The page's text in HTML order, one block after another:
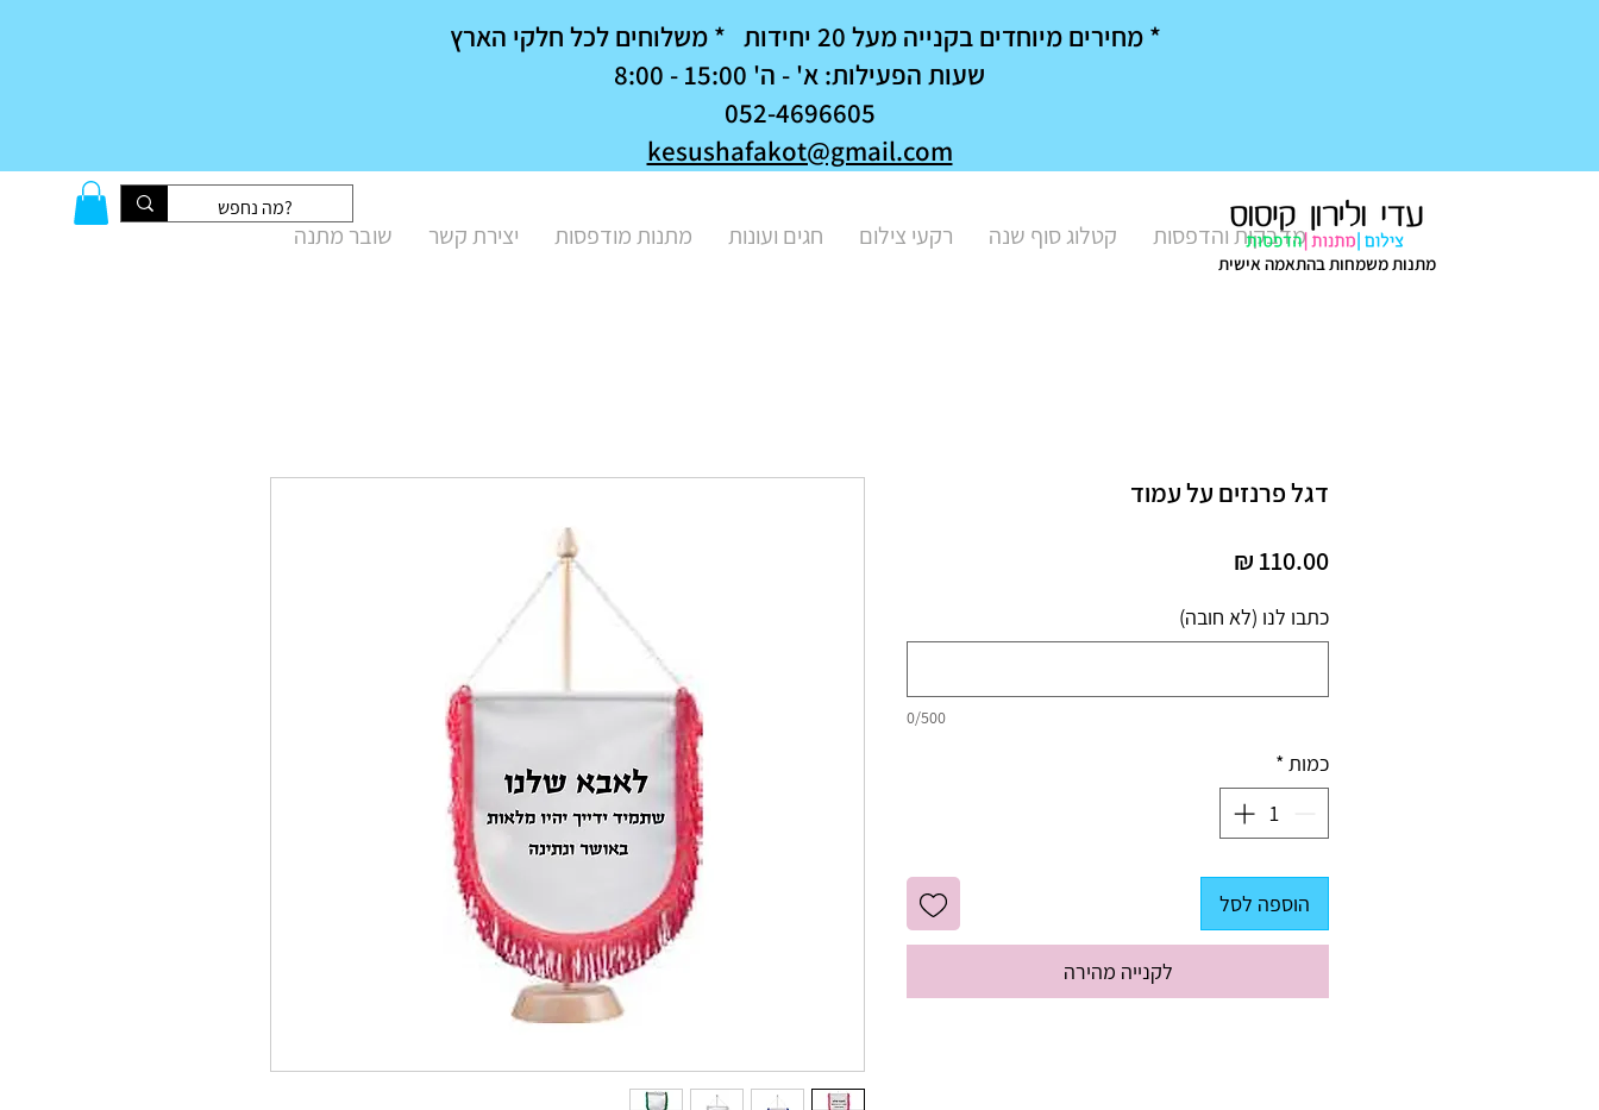
* מחירים מיוחדים בקנייה מעל 20 יחידות * משלוחים לכל חלקי הארץ
שעות הפעילות: א' - ה' 15:00 - 8:00
052-4696605
kesushafakot@gmail.com
מדבקות והדפסות קטלוג סוף שנה רקעי צילום חגים ועונות מתנות מודפסות יצירת קשר שובר מתנה
מתנות משמחות בהתאמה אישית
דגל פרנזים על עמוד
כתבו לנו (לא חובה)
0/500
כמות *
הוספה לסל
לקנייה מהירה